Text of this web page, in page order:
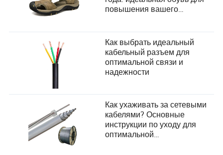
повышения вашего
Как выбрать идеальный
кабельный разъем для
оптимальной связи и
надежности
Как ухаживать за сетевыми
кабелями? Основные
инструкции по уходу для
оптимальной